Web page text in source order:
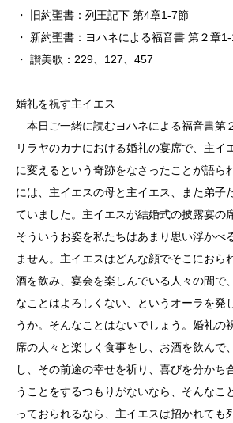
・ 旧約聖書：列王記下 第4章1-7節
・ 新約聖書：ヨハネによる福音書 第２章
・ 讃美歌：229、127、457
婚礼を祝す主イエス
本日ご一緒に読むヨハネによる福音書第
リラヤのカナにおける婚礼の宴席で、主イ
に変えるという奇跡をなさったことが語ら
には、主イエスの母と主イエス、また弟子
ていました。主イエスが結婚式の披露宴の
そういうお姿を私たちはあまり思い浮かべ
ません。主イエスはどんな顔でそこにおら
酒を飲み、宴会を楽しんでいる人々の間で
なことはよろしくない、というオーラを発
うか。そんなことはないでしょう。婚礼の
席の人々と楽しく食事をし、お酒を飲んで
し、その前途の幸せを祈り、喜びを分かち
うことをするつもりがないなら、そんなこ
っておられるなら、主イエスは招かれても